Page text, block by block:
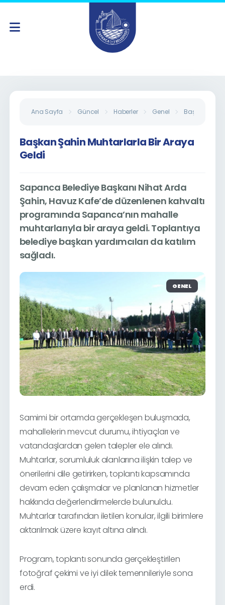
Ana Sayfa Güncel Haberler Genel Başkan
Başkan Şahin Muhtarlarla Bir Araya
Geldi
Sapanca Belediye Başkanı Nihat Arda
Şahin, Havuz Kafe’de düzenlenen kahvaltı
programında Sapanca’nın mahalle
muhtarlarıyla bir araya geldi. Toplantıya
belediye başkan yardımcıları da katılım
sağladı.
GENEL
Samimi bir ortamda gerçekleşen buluşmada,
mahallelerin mevcut durumu, ihtiyaçları ve
vatandaşlardan gelen talepler ele alındı.
Muhtarlar, sorumluluk alanlarına ilişkin talep ve
önerilerini dile getirirken, toplantı kapsamında
devam eden çalışmalar ve planlanan hizmetler
hakkında değerlendirmelerde bulunuldu.
Muhtarlar tarafından iletilen konular, ilgili birimlere
aktarılmak üzere kayıt altına alındı.
Program, toplantı sonunda gerçekleştirilen
fotoğraf çekimi ve iyi dilek temennileriyle sona
erdi.